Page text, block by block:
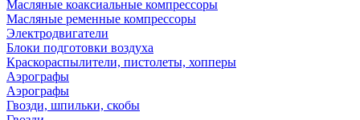
Масляные коаксиальные компрессоры
Масляные ременные компрессоры
Электродвигатели
Блоки подготовки воздуха
Краскораспылители, пистолеты, хопперы
Аэрографы
Аэрографы
Гвозди, шпильки, скобы